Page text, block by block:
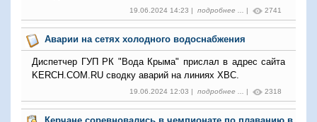
19.06.2024 14:23 | подробнее ... | 2741
Аварии на сетях холодного водоснабжения
Диспетчер ГУП РК "Вода Крыма" прислал в адрес сайта
KERCH.COM.RU сводку аварий на линиях ХВС.
19.06.2024 12:03 | подробнее ... | 2318